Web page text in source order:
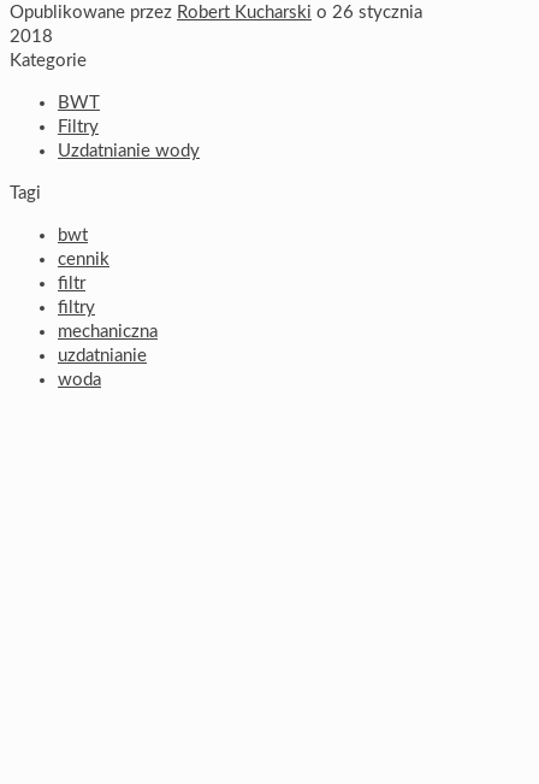
Opublikowane przez Robert Kucharski o 26 stycznia
2018
Kategorie
BWT
Filtry
Uzdatnianie wody
Tagi
bwt
cennik
filtr
filtry
mechaniczna
uzdatnianie
woda